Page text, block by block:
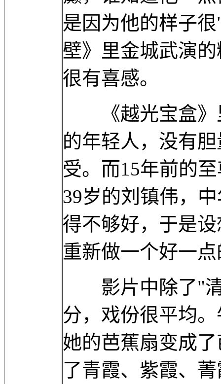
是因为他的样子
壁》里金城武演
很有喜感。
《越光宝盒》
的年轻人，没有
受。而15年前的
39岁的刘镇伟，
得不够好，于是
重新做一个好一
影片中除了"清
分，戏份很平均
她的芭蕉扇变成
了青霞、紫霞、